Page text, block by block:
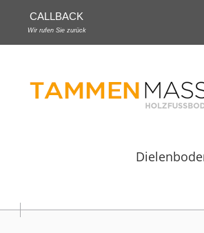
CALLBACK
Wir rufen Sie zurück